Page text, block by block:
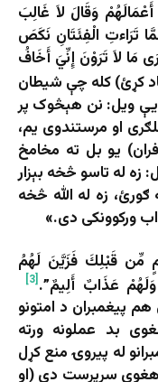
وَقَالَ لاَ غَالِبَ
تَرَاءتِ الْفِئَتَانِ نَكَصَ
مَا لاَ تَرَوْنَ إِنِّيَ أَخَافُ
کړئ) کله چې شیطان
ویل: نن هېڅوک پر
او مرستندوی یم،
یو بل ته مخامخ
له تاسو څخه بېزار
زه له الله څخه
ورکوونکی دی.»
مِّن قَبْلِكَ فَزَيَّنَ لَهُمُ
عَذَابٌ أَلِيمٌ”. [3]
پیغمبران د امتونو
بد عملونه ورته
له پیروۍ منع کړل
سرپرست دی (او